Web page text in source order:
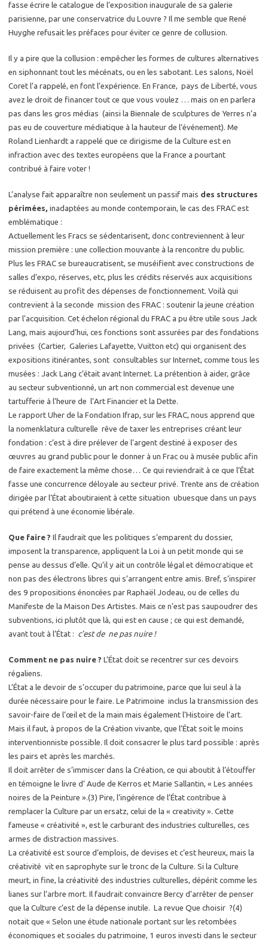
fasse écrire le catalogue de l’exposition inaugurale de sa galerie
parisienne, par une conservatrice du Louvre ? Il me semble que René
Huyghe refusait les préfaces pour éviter ce genre de collusion.
Il y a pire que la collusion : empêcher les formes de cultures alternatives
en siphonnant tout les mécénats, ou en les sabotant. Les salons, Noël
Coret l’a rappelé, en font l’expérience. En France, pays de Liberté, vous
avez le droit de financer tout ce que vous voulez … mais on en parlera
pas dans les gros médias (ainsi la Biennale de sculptures de Yerres n’a
pas eu de couverture médiatique à la hauteur de l‘événement). Me
Roland Lienhardt a rappelé que ce dirigisme de la Culture est en
infraction avec des textes européens que la France a pourtant
contribué à faire voter !
L’analyse fait apparaître non seulement un passif mais des structures
périmées, inadaptées au monde contemporain, le cas des FRAC est
emblématique :
Actuellement les Fracs se sédentarisent, donc contreviennent à leur
mission première : une collection mouvante à la rencontre du public.
Plus les FRAC se bureaucratisent, se muséifient avec constructions de
salles d’expo, réserves, etc, plus les crédits réservés aux acquisitions
se réduisent au profit des dépenses de fonctionnement. Voilà qui
contrevient à la seconde mission des FRAC : soutenir la jeune création
par l’acquisition. Cet échelon régional du FRAC a pu être utile sous Jack
Lang, mais aujourd’hui, ces fonctions sont assurées par des fondations
privées (Cartier, Galeries Lafayette, Vuitton etc) qui organisent des
expositions itinérantes, sont consultables sur Internet, comme tous les
musées : Jack Lang c’était avant Internet. La prétention à aider, grâce
au secteur subventionné, un art non commercial est devenue une
tartufferie à l’heure de l’Art Financier et la Dette.
Le rapport Uher de la Fondation Ifrap, sur les FRAC, nous apprend que
la nomenklatura culturelle rêve de taxer les entreprises créant leur
fondation : c’est à dire prélever de l’argent destiné à exposer des
œuvres au grand public pour le donner à un Frac ou à musée public afin
de faire exactement la même chose… Ce qui reviendrait à ce que l’État
fasse une concurrence déloyale au secteur privé. Trente ans de création
dirigée par l’État aboutiraient à cette situation ubuesque dans un pays
qui prétend à une économie libérale.
Que faire ? Il faudrait que les politiques s’emparent du dossier,
imposent la transparence, appliquent la Loi à un petit monde qui se
pense au dessus d’elle. Qu’il y ait un contrôle légal et démocratique et
non pas des électrons libres qui s’arrangent entre amis. Bref, s’inspirer
des 9 propositions énoncées par Raphaël Jodeau, ou de celles du
Manifeste de la Maison Des Artistes. Mais ce n’est pas saupoudrer des
subventions, ici plutôt que là, qui est en cause ; ce qui est demandé,
avant tout à l’État : c’est de ne pas nuire !
Comment ne pas nuire ? L’État doit se recentrer sur ces devoirs
régaliens.
L’État a le devoir de s’occuper du patrimoine, parce que lui seul à la
durée nécessaire pour le faire. Le Patrimoine inclus la transmission des
savoir-faire de l’œil et de la main mais également l’Histoire de l’art.
Mais il faut, à propos de la Création vivante, que l’État soit le moins
interventionniste possible. Il doit consacrer le plus tard possible : après
les pairs et après les marchés.
Il doit arrêter de s’immiscer dans la Création, ce qui aboutit à l’étouffer
en témoigne le livre d’ Aude de Kerros et Marie Sallantin, « Les années
noires de la Peinture ».(3) Pire, l’ingérence de l’État contribue à
remplacer la Culture par un ersatz, celui de la « creativity ». Cette
fameuse « créativité », est le carburant des industries culturelles, ces
armes de distraction massives.
La créativité est source d’emplois, de devises et c’est heureux, mais la
créativité vit en saprophyte sur le tronc de la Culture. Si la Culture
meurt, in fine, la créativité des industries culturelles, dépérit comme les
lianes sur l’arbre mort. Il faudrait convaincre Bercy d’arrêter de penser
que la Culture c’est de la dépense inutile. La revue Que choisir ?(4)
notait que « Selon une étude nationale portant sur les retombées
économiques et sociales du patrimoine, 1 euros investi dans le secteur